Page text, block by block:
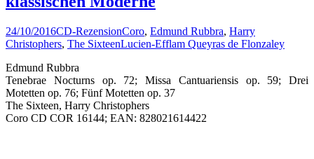
24/10/2016CD-RezensionCoro, Edmund Rubbra, Harry
Christophers, The SixteenLucien-Efflam Queyras de Flonzaley
Edmund Rubbra
Tenebrae Nocturns op. 72; Missa Cantuariensis op. 59; Drei
Motetten op. 76; Fünf Motetten op. 37
The Sixteen, Harry Christophers
Coro CD COR 16144; EAN: 828021614422